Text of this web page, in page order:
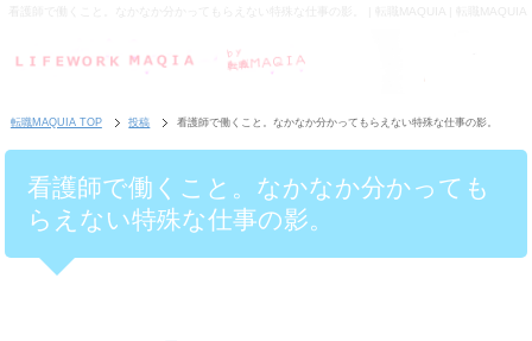
転職MAQUIA TOP 投稿 看護師で働くこと。なかなか分かってもらえない特殊な仕事の影。
看護師で働くこと。なかなか分かっても
らえない特殊な仕事の影。